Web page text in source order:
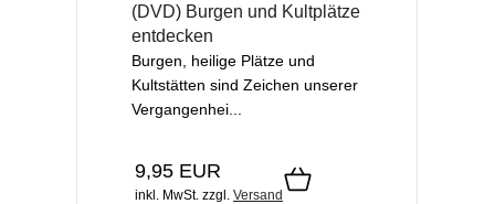
(DVD) Burgen und Kultplätze
entdecken
Burgen, heilige Plätze und
Kultstätten sind Zeichen unserer
Vergangenhei...
9,95 EUR
inkl. MwSt. zzgl. Versand